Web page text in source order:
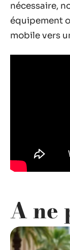
nécessaire,
équipement
mobile vers
A ne